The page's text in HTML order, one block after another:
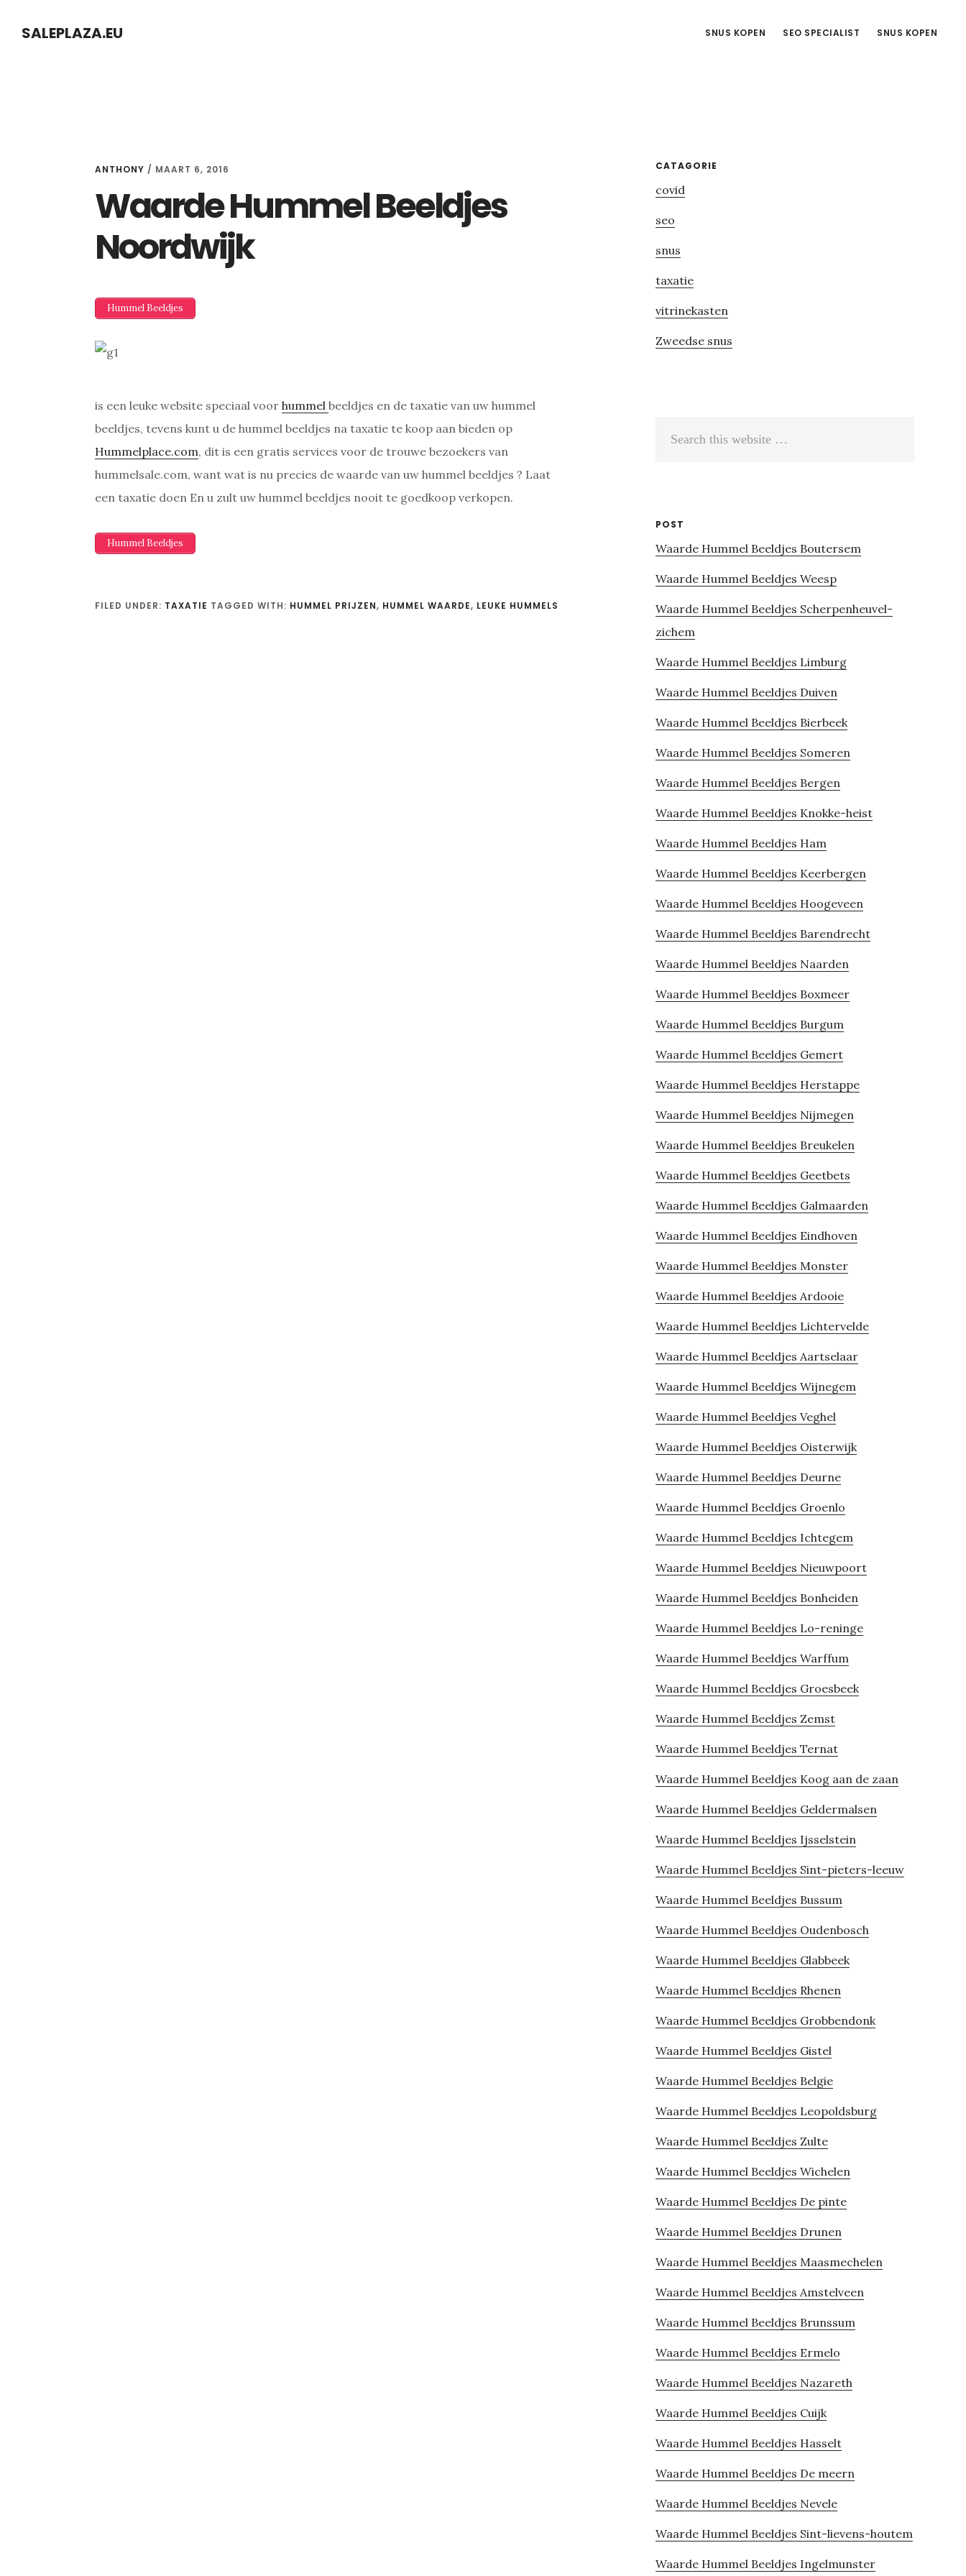
SALEPLAZA.EU SNUS KOPEN SEO SPECIALIST SNUS KOPEN
ANTHONY / MAART 6, 2016
Waarde Hummel Beeldjes
Noordwijk
Hummel Beeldjes
is een leuke website speciaal voor hummel beeldjes en de taxatie van uw hummel
beeldjes, tevens kunt u de hummel beeldjes na taxatie te koop aan bieden op
Hummelplace.com, dit is een gratis services voor de trouwe bezoekers van
hummelsale.com, want wat is nu precies de waarde van uw hummel beeldjes ? Laat
een taxatie doen En u zult uw hummel beeldjes nooit te goedkoop verkopen.
Hummel Beeldjes
FILED UNDER: TAXATIE TAGGED WITH: HUMMEL PRIJZEN, HUMMEL WAARDE, LEUKE HUMMELS
Primary
Sidebar
CATAGORIE
covid
seo
snus
taxatie
vitrinekasten
Zweedse snus
POST
Waarde Hummel Beeldjes Boutersem
Waarde Hummel Beeldjes Weesp
Waarde Hummel Beeldjes Scherpenheuvel-
zichem
Waarde Hummel Beeldjes Limburg
Waarde Hummel Beeldjes Duiven
Waarde Hummel Beeldjes Bierbeek
Waarde Hummel Beeldjes Someren
Waarde Hummel Beeldjes Bergen
Waarde Hummel Beeldjes Knokke-heist
Waarde Hummel Beeldjes Ham
Waarde Hummel Beeldjes Keerbergen
Waarde Hummel Beeldjes Hoogeveen
Waarde Hummel Beeldjes Barendrecht
Waarde Hummel Beeldjes Naarden
Waarde Hummel Beeldjes Boxmeer
Waarde Hummel Beeldjes Burgum
Waarde Hummel Beeldjes Gemert
Waarde Hummel Beeldjes Herstappe
Waarde Hummel Beeldjes Nijmegen
Waarde Hummel Beeldjes Breukelen
Waarde Hummel Beeldjes Geetbets
Waarde Hummel Beeldjes Galmaarden
Waarde Hummel Beeldjes Eindhoven
Waarde Hummel Beeldjes Monster
Waarde Hummel Beeldjes Ardooie
Waarde Hummel Beeldjes Lichtervelde
Waarde Hummel Beeldjes Aartselaar
Waarde Hummel Beeldjes Wijnegem
Waarde Hummel Beeldjes Veghel
Waarde Hummel Beeldjes Oisterwijk
Waarde Hummel Beeldjes Deurne
Waarde Hummel Beeldjes Groenlo
Waarde Hummel Beeldjes Ichtegem
Waarde Hummel Beeldjes Nieuwpoort
Waarde Hummel Beeldjes Bonheiden
Waarde Hummel Beeldjes Lo-reninge
Waarde Hummel Beeldjes Warffum
Waarde Hummel Beeldjes Groesbeek
Waarde Hummel Beeldjes Zemst
Waarde Hummel Beeldjes Ternat
Waarde Hummel Beeldjes Koog aan de zaan
Waarde Hummel Beeldjes Geldermalsen
Waarde Hummel Beeldjes Ijsselstein
Waarde Hummel Beeldjes Sint-pieters-leeuw
Waarde Hummel Beeldjes Bussum
Waarde Hummel Beeldjes Oudenbosch
Waarde Hummel Beeldjes Glabbeek
Waarde Hummel Beeldjes Rhenen
Waarde Hummel Beeldjes Grobbendonk
Waarde Hummel Beeldjes Gistel
Waarde Hummel Beeldjes Belgie
Waarde Hummel Beeldjes Leopoldsburg
Waarde Hummel Beeldjes Zulte
Waarde Hummel Beeldjes Wichelen
Waarde Hummel Beeldjes De pinte
Waarde Hummel Beeldjes Drunen
Waarde Hummel Beeldjes Maasmechelen
Waarde Hummel Beeldjes Amstelveen
Waarde Hummel Beeldjes Brunssum
Waarde Hummel Beeldjes Ermelo
Waarde Hummel Beeldjes Nazareth
Waarde Hummel Beeldjes Cuijk
Waarde Hummel Beeldjes Hasselt
Waarde Hummel Beeldjes De meern
Waarde Hummel Beeldjes Nevele
Waarde Hummel Beeldjes Sint-lievens-houtem
Waarde Hummel Beeldjes Ingelmunster